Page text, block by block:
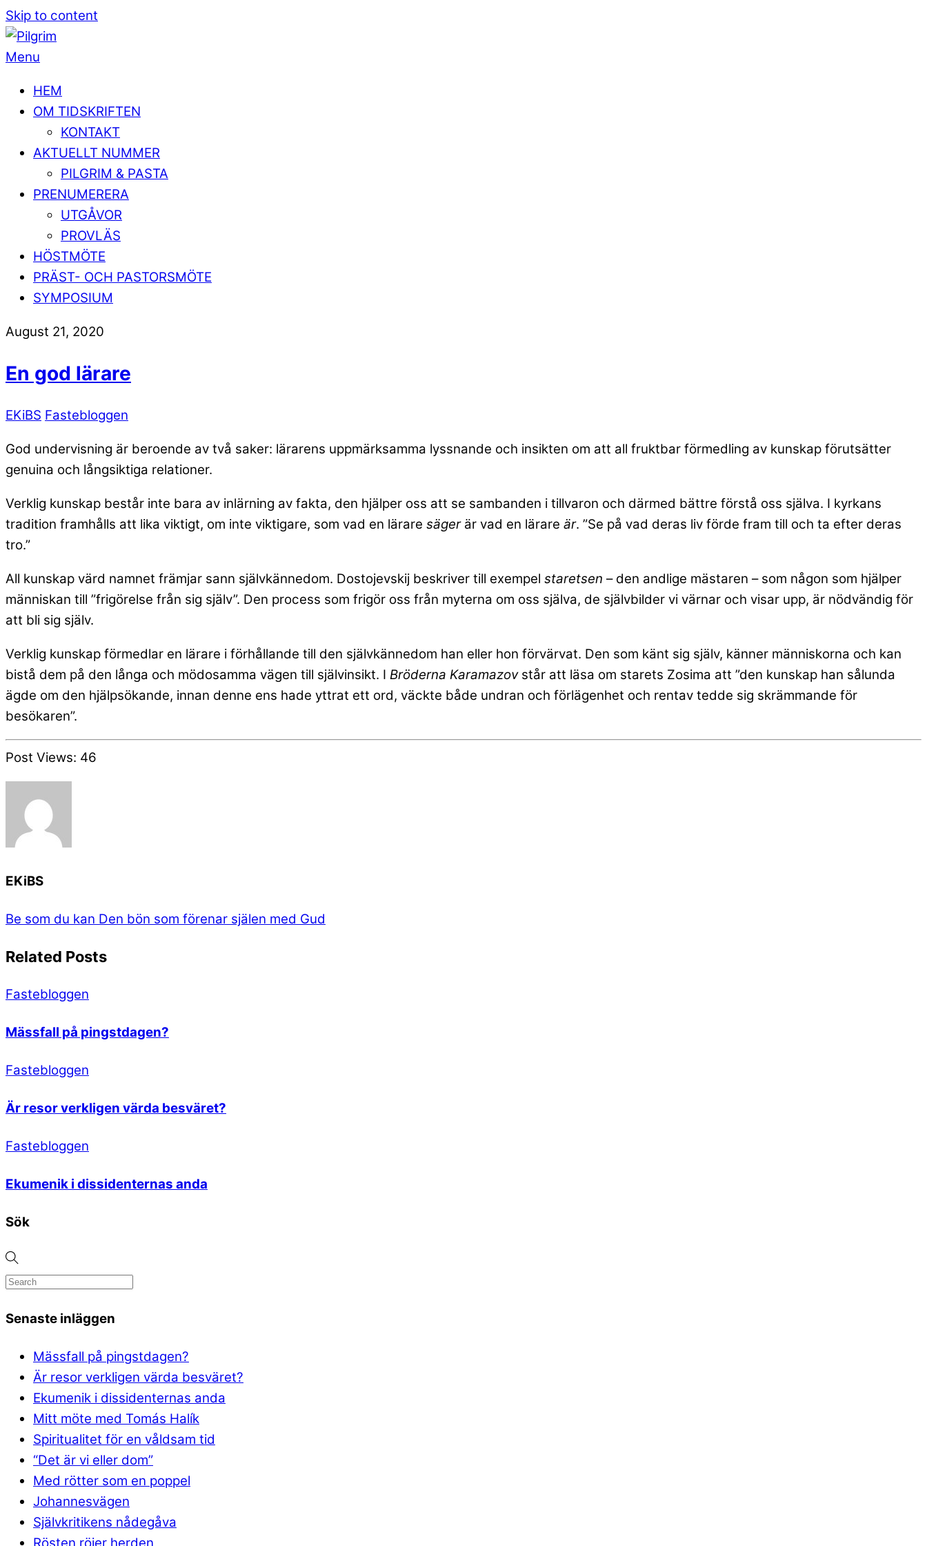
Skip to content
Menu
HEM
OM TIDSKRIFTEN
KONTAKT
AKTUELLT NUMMER
PILGRIM & PASTA
PRENUMERERA
UTGÅVOR
PROVLÄS
HÖSTMÖTE
PRÄST- OCH PASTORSMÖTE
SYMPOSIUM
August 21, 2020
En god lärare
EKiBS Fastebloggen
God undervisning är beroende av två saker: lärarens uppmärksamma lyssnande och insikten om att all fruktbar förmedling av kunskap förutsätter
genuina och långsiktiga relationer.
Verklig kunskap består inte bara av inlärning av fakta, den hjälper oss att se sambanden i tillvaron och därmed bättre förstå oss själva. I kyrkans
tradition framhålls att lika viktigt, om inte viktigare, som vad en lärare sägerär vad en lärare är. ”Se på vad deras liv förde fram till och ta efter deras
tro.”
All kunskap värd namnet främjar sann självkännedom. Dostojevskij beskriver till exempel staretsen – den andlige mästaren – som någon som hjälper
människan till ”frigörelse från sig själv”. Den process som frigör oss från myterna om oss själva, de självbilder vi värnar och visar upp, är nödvändig för
att bli sig själv.
Verklig kunskap förmedlar en lärare i förhållande till den självkännedom han eller hon förvärvat. Den som känt sig själv, känner människorna och kan
bistå dem på den långa och mödosamma vägen till självinsikt. I Bröderna Karamazovstår att läsa om starets Zosima att ”den kunskap han sålunda
ägde om den hjälpsökande, innan denne ens hade yttrat ett ord, väckte både undran och förlägenhet och rentav tedde sig skrämmande för
besökaren”.
Post Views: 46
EKiBS
Be som du kan Den bön som förenar själen med Gud
Related Posts
Fastebloggen
Mässfall på pingstdagen?
Fastebloggen
Är resor verkligen värda besväret?
Fastebloggen
Ekumenik i dissidenternas anda
Sök
Senaste inläggen
Mässfall på pingstdagen?
Är resor verkligen värda besväret?
Ekumenik i dissidenternas anda
Mitt möte med Tomás Halík
Spiritualitet för en våldsam tid
“Det är vi eller dom”
Med rötter som en poppel
Johannesvägen
Självkritikens nådegåva
Rösten röjer herden